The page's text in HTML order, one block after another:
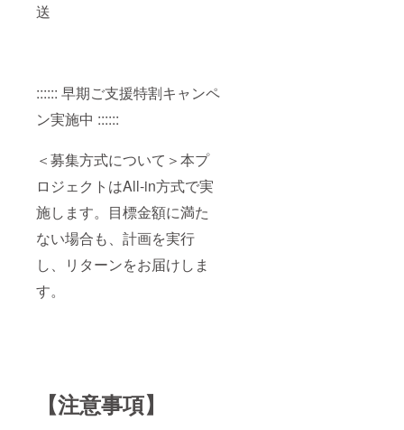
送
:::::: 早期ご支援特割キャンペ
ン実施中 ::::::
＜募集方式について＞本プ
ロジェクトはAll-in方式で実
施します。目標金額に満た
ない場合も、計画を実行
し、リターンをお届けしま
す。
【注意事項】